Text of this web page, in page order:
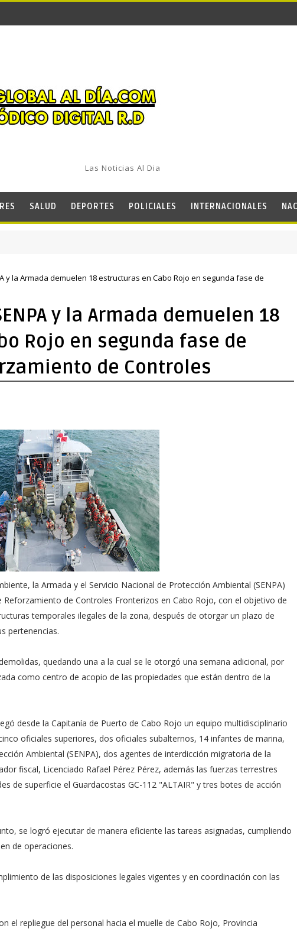
Las Noticias Al Dia
SALUD DEPORTES POLICIALES INTERNACIONALES
y la Armada demuelen 18 estructuras en Cabo Rojo en segunda fase de
y la Armada demuelen 18
Rojo en segunda fase de
de Controles
la Armada y el Servicio Nacional de Protección Ambiental (SENPA)
de Controles Fronterizos en Cabo Rojo, con el objetivo de
temporales ilegales de la zona, después de otorgar un plazo de
pertenencias.
quedando una a la cual se le otorgó una semana adicional, por
como centro de acopio de las propiedades que están dentro de la
desde la Capitanía de Puerto de Cabo Rojo un equipo multidisciplinario
oficiales superiores, dos oficiales subalternos, 14 infantes de marina,
Ambiental (SENPA), dos agentes de interdicción migratoria de la
fiscal, Licenciado Rafael Pérez Pérez, además las fuerzas terrestres
de superficie el Guardacostas GC-112 "ALTAIR" y tres botes de acción
se logró ejecutar de manera eficiente las tareas asignadas, cumpliendo
de operaciones.
de las disposiciones legales vigentes y en coordinación con las
el repliegue del personal hacia el muelle de Cabo Rojo, Provincia